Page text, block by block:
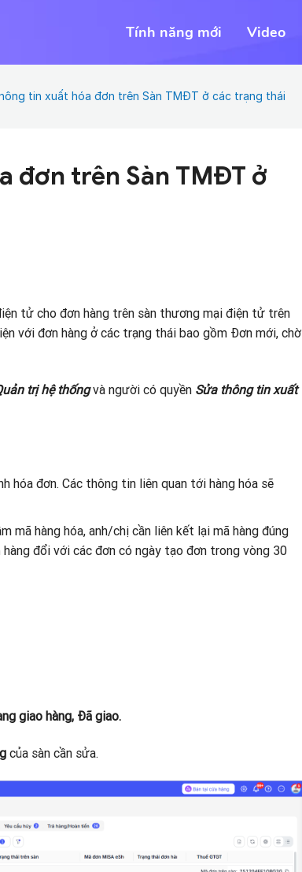
Tính năng mới Video
tin xuất hóa đơn trên Sàn TMĐT ở các trạng thái
đơn trên Sàn TMĐT ở
tử cho đơn hàng trên sàn thương mại điện tử trên
với đơn hàng ở các trạng thái bao gồm Đơn mới, chờ
trị hệ thốngvà người có quyền Sửa thông tin xuất
đơn. Các thông tin liên quan tới hàng hóa sẽ
mã hàng hóa, anh/chị cần liên kết lại mã hàng đúng
đổi với các đơn có ngày tạo đơn trong vòng 30
giao hàng, Đã giao.
của sàn cần sửa.